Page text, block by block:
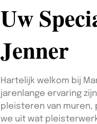
Uw
Jenner
Hartelijk welkom bij
jarenlange ervaring
pleisteren van muren,
we uit wat